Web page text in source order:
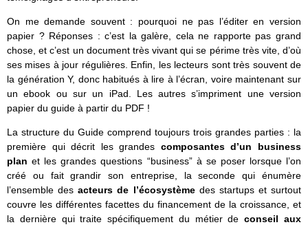
On me demande souvent : pourquoi ne pas l’éditer en version
papier ? Réponses : c’est la galère, cela ne rapporte pas grand
chose, et c’est un document très vivant qui se périme très vite, d’où
ses mises à jour régulières. Enfin, les lecteurs sont très souvent de
la génération Y, donc habitués à lire à l’écran, voire maintenant sur
un ebook ou sur un iPad. Les autres s’impriment une version
papier du guide à partir du PDF !
La structure du Guide comprend toujours trois grandes parties : la
première qui décrit les grandes composantes d’un business
planet les grandes questions “business” à se poser lorsque l’on
créé ou fait grandir son entreprise, la seconde qui énumère
l’ensemble desacteurs de l’écosystème des startups et surtout
couvre les différentes facettes du financement de la croissance, et
la dernière qui traite spécifiquement du métier deconseil aux